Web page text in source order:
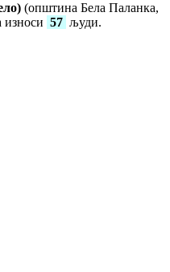
(општина Бела Паланка,
износи 57 људи.